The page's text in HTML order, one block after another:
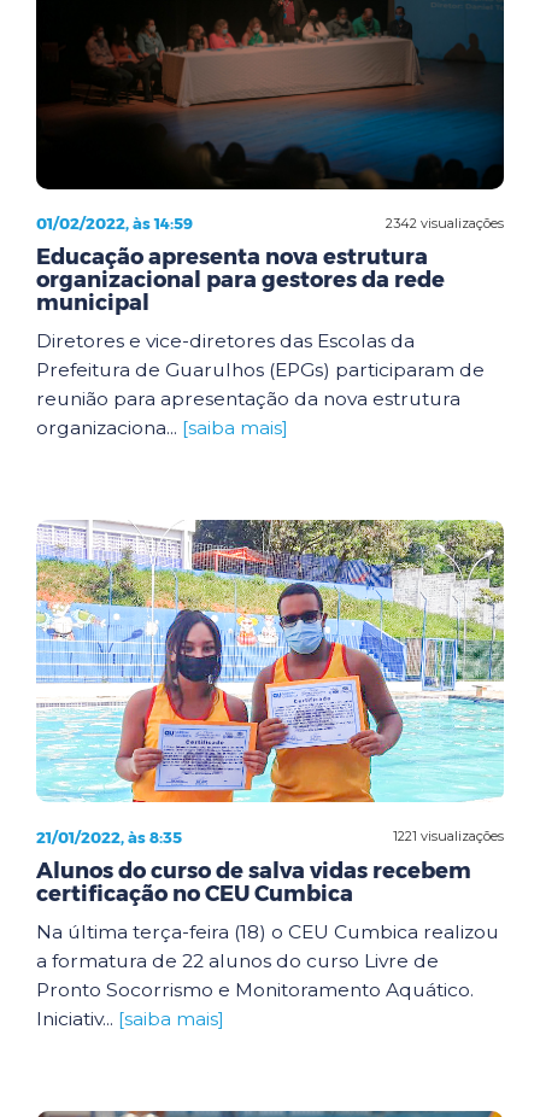
2342 visualizações
01/02/2022, às 14:59
Educação apresenta nova estrutura
organizacional para gestores da rede
municipal
Diretores e vice-diretores das Escolas da
Prefeitura de Guarulhos (EPGs) participaram de
reunião para apresentação da nova estrutura
organizaciona... [saiba mais]
1221 visualizações
21/01/2022, às 8:35
Alunos do curso de salva vidas recebem
certificação no CEU Cumbica
Na última terça-feira (18) o CEU Cumbica realizou
a formatura de 22 alunos do curso Livre de
Pronto Socorrismo e Monitoramento Aquático.
Iniciativ... [saiba mais]